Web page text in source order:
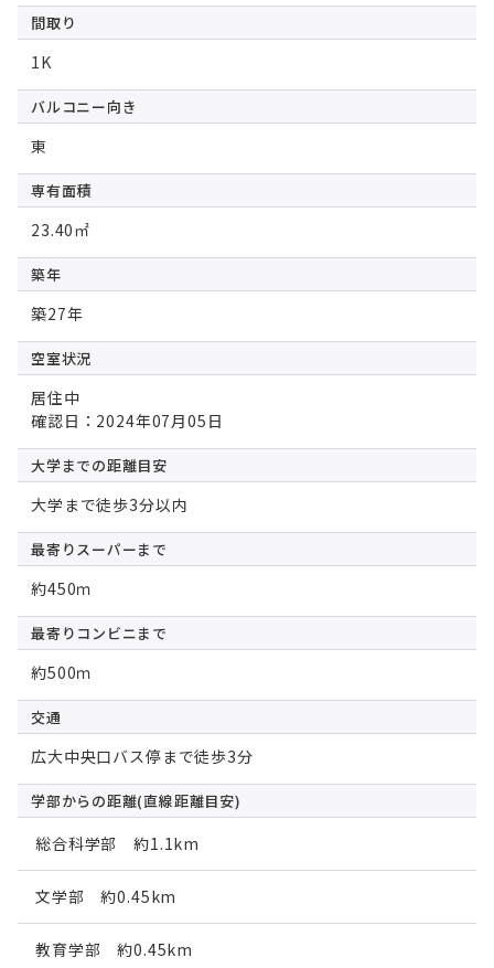
間取り
1K
バルコニー向き
東
専有面積
23.40㎡
築年
築27年
空室状況
居住中
確認日：2024年07月05日
大学までの距離目安
大学まで徒歩3分以内
最寄りスーパーまで
約450ｍ
最寄りコンビニまで
約500ｍ
交通
広大中央口バス停まで徒歩3分
学部からの距離(直線距離目安)
総合科学部 約1.1km
文学部 約0.45km
教育学部 約0.45km